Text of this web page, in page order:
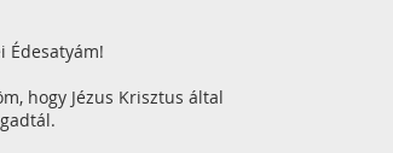
Édesatyám!
hogy Jézus Krisztus által